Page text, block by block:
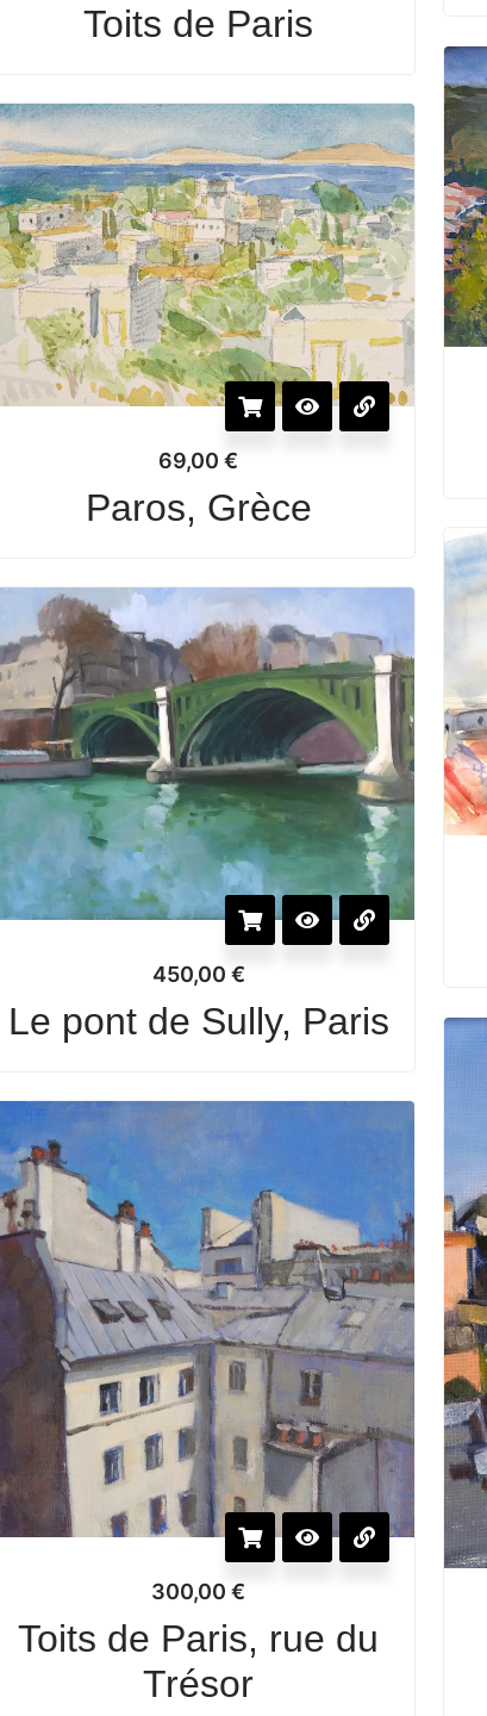
Toits de Paris
69,00€
Paros, Grèce
450,00 €
Le pont de Sully, Paris
300,00€
Toits de Paris, rue du
Trésor